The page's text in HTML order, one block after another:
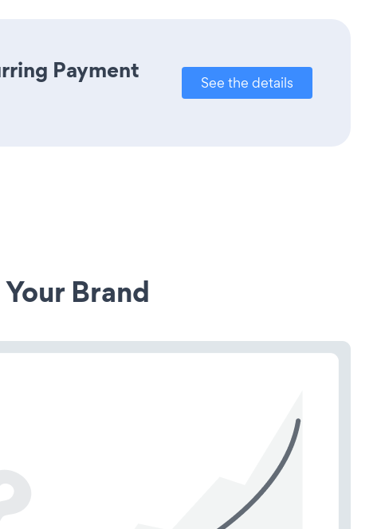
Payment
See the details
Brand